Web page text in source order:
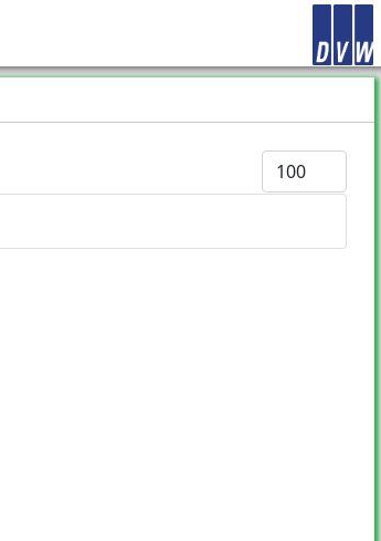
Anzeige #